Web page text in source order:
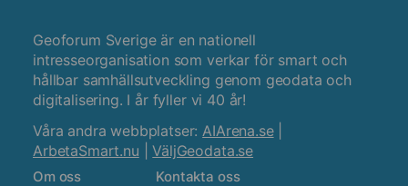
Geoforum Sverige är en nationell
intresseorganisation som verkar för smart och
hållbar samhällsutveckling genom geodata och
digitalisering. I år fyller vi 40 år!
Våra andra webbplatser: AIArena.se|
ArbetaSmart.nu |VäljGeodata.se
Om oss Kontakta oss